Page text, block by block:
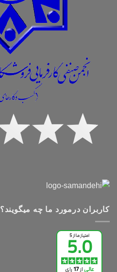
کاربران درمورد ما چه میگویند؟